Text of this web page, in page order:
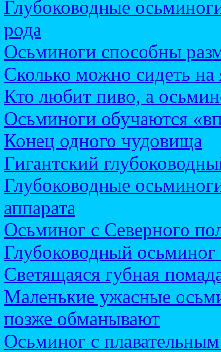
Глубоководные
рода
Осьминоги способны
Сколько можно сидеть на
Кто любит пиво, а
Осьминоги обучаются
Конец одного чудовища
Гигантский
Глубоководные
аппарата
Осьминог с Северного
Глубоководный осьминог
Светящаяся губная
Маленькие ужасные
позже обманывают
Осьминог с